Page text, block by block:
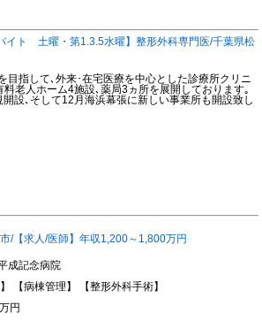
イト 土曜・第1.3.5水曜】整形外科専門医/千葉県松
目指して､外来･在宅医療を中心とした診療所クリニ
老人ホーム4施設､薬局3ヵ所を展開しております｡
設､そして12月海浜幕張に新しい事業所も開設致し
/【求人/医師】年収1,200～1,800万円
成記念病院
【病棟管理】 【整形外科手術】
円